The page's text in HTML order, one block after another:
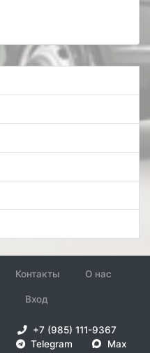
Контакты О нас
Вход
+7 (985) 111-9367
Telegram Max